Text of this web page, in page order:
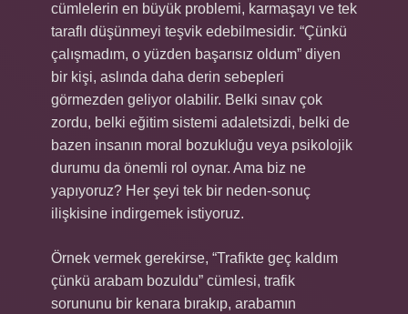
cümlelerin en büyük problemi, karmaşayı ve tek
taraflı düşünmeyi teşvik edebilmesidir. “Çünkü
çalışmadım, o yüzden başarısız oldum” diyen
bir kişi, aslında daha derin sebepleri
görmezden geliyor olabilir. Belki sınav çok
zordu, belki eğitim sistemi adaletsizdi, belki de
bazen insanın moral bozukluğu veya psikolojik
durumu da önemli rol oynar. Ama biz ne
yapıyoruz? Her şeyi tek bir neden-sonuç
ilişkisine indirgemek istiyoruz.
Örnek vermek gerekirse, “Trafikte geç kaldım
çünkü arabam bozuldu” cümlesi, trafik
sorununu bir kenara bırakıp, arabamın